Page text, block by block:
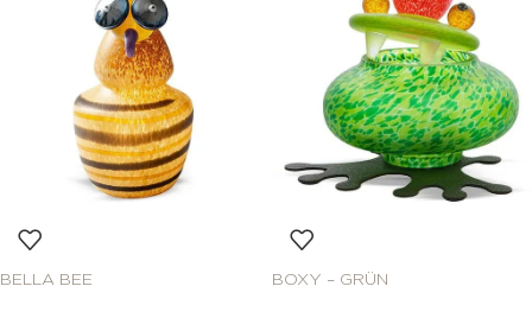
BELLA BEE BOXY – GRÜN